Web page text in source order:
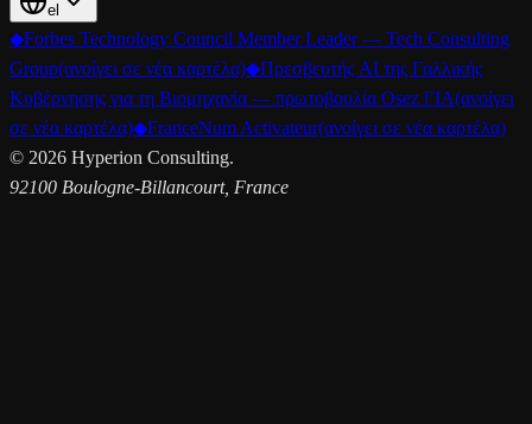
el
◆Forbes Technology Council Member Leader — Tech Consulting
Group(ανοίγει σε νέα καρτέλα)◆Πρεσβευτής AI της Γαλλικής
Κυβέρνησης για τη Βιομηχανία — πρωτοβουλία Osez l’IA(ανοίγει
σε νέα καρτέλα)◆FranceNum Activateur(ανοίγει σε νέα καρτέλα)
© 2026 Hyperion Consulting.
92100 Boulogne-Billancourt, France